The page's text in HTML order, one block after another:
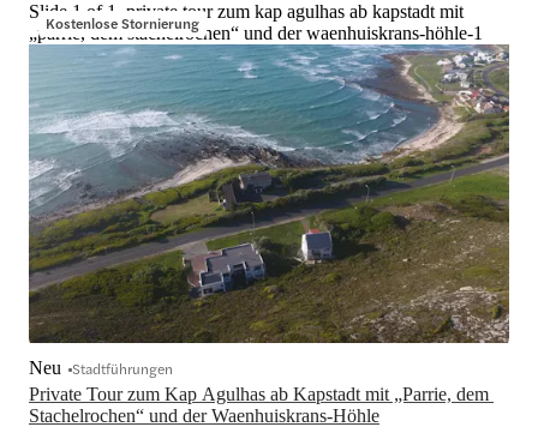
Kostenlose Stornierung
Slide 1 of 1, private tour zum kap agulhas ab kapstadt mit
„parrie, dem stachelrochen“ und der waenhuiskrans-höhle-1
Private Tour zum Kap Agulhas ab Kapstadt mit „Parrie, dem
Stachelrochen“ und der Waenhuiskrans-Höhle
Neu Stadtführungen